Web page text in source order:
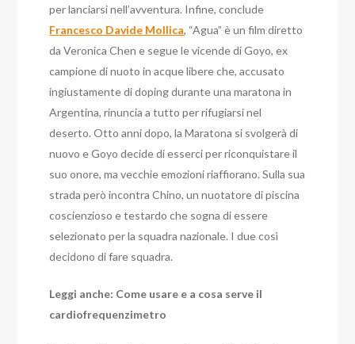
per lanciarsi nell’avventura. Infine, conclude
Francesco Davide Mollica, “Agua” è un film diretto
da Veronica Chen e segue le vicende di Goyo, ex
campione di nuoto in acque libere che, accusato
ingiustamente di doping durante una maratona in
Argentina, rinuncia a tutto per rifugiarsi nel
deserto. Otto anni dopo, la Maratona si svolgerà di
nuovo e Goyo decide di esserci per riconquistare il
suo onore, ma vecchie emozioni riaffiorano. Sulla sua
strada però incontra Chino, un nuotatore di piscina
coscienzioso e testardo che sogna di essere
selezionato per la squadra nazionale. I due così
decidono di fare squadra.
Leggi anche: Come usare e a cosa serve il
cardiofrequenzimetro